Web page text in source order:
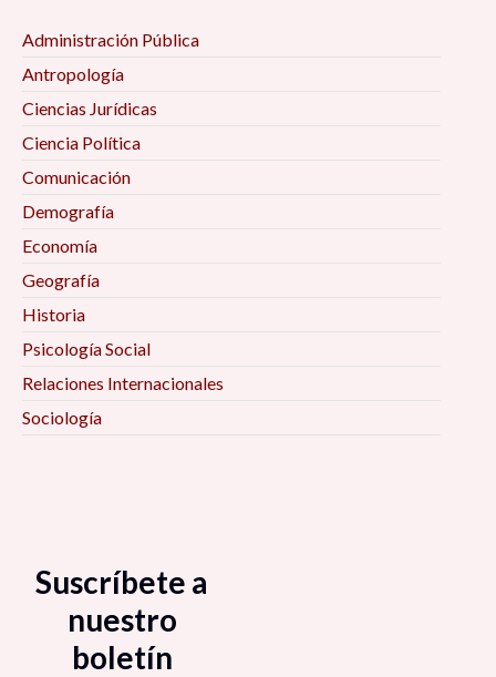
Administración Pública
Antropología
Ciencias Jurídicas
Ciencia Política
Comunicación
Demografía
Economía
Geografía
Historia
Psicología Social
Relaciones Internacionales
Sociología
Suscríbete a
nuestro
boletín